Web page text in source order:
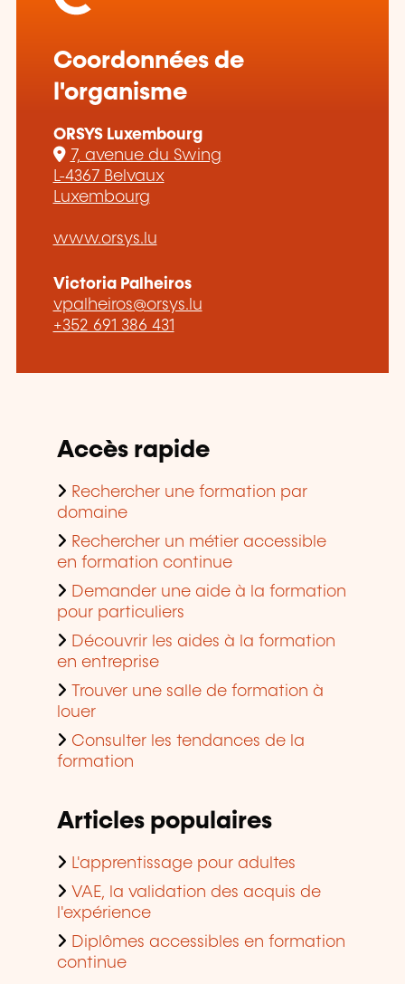
Coordonnées de
l'organisme
ORSYS Luxembourg
7, avenue du Swing
L-4367 Belvaux
Luxembourg
www.orsys.lu
Victoria Palheiros
vpalheiros@orsys.lu
+352 691 386 431
Accès rapide
Rechercher une formation par
domaine
Rechercher un métier accessible
en formation continue
Demander une aide à la formation
pour particuliers
Découvrir les aides à la formation
en entreprise
Trouver une salle de formation à
louer
Consulter les tendances de la
formation
Articles populaires
L'apprentissage pour adultes
VAE, la validation des acquis de
l'expérience
Diplômes accessibles en formation
continue